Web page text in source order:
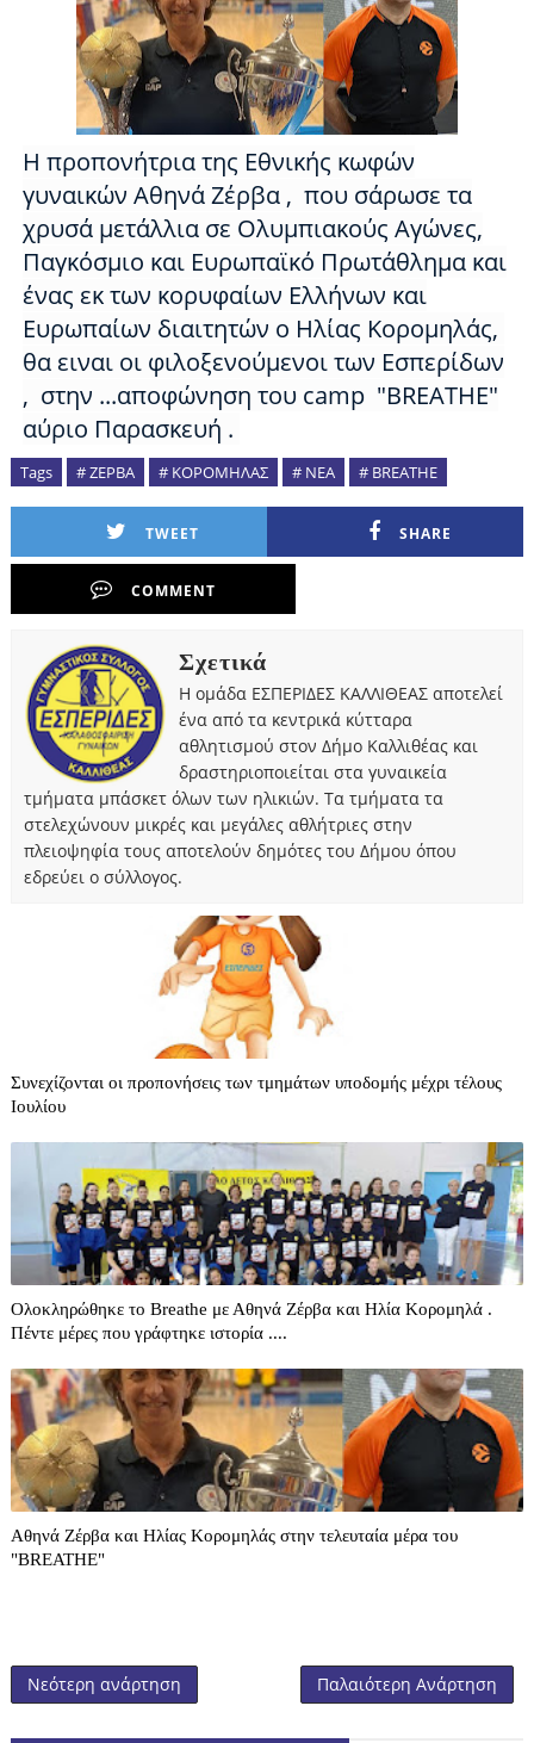
Η προπονήτρια της Εθνικής κωφών
γυναικών Αθηνά Ζέρβα , που σάρωσε τα
χρυσά μετάλλια σε Ολυμπιακούς Αγώνες,
Παγκόσμιο και Ευρωπαϊκό Πρωτάθλημα και
ένας εκ των κορυφαίων Ελλήνων και
Ευρωπαίων διαιτητών ο Ηλίας Κορομηλάς,
θα ειναι οι φιλοξενούμενοι των Εσπερίδων
, στην ...αποφώνηση του camp "BREATHE"
αύριο Παρασκευή .
Tags # ΖΕΡΒΑ # ΚΟΡΟΜΗΛΑΣ # ΝΕΑ # BREATHE
TWEET SHARE
COMMENT
Σχετικά
Η ομάδα ΕΣΠΕΡΙΔΕΣ ΚΑΛΛΙΘΕΑΣ αποτελεί
ένα από τα κεντρικά κύτταρα
αθλητισμού στον Δήμο Καλλιθέας και
δραστηριοποιείται στα γυναικεία
τμήματα μπάσκετ όλων των ηλικιών. Τα τμήματα τα
στελεχώνουν μικρές και μεγάλες αθλήτριες στην
πλειοψηφία τους αποτελούν δημότες του Δήμου όπου
εδρεύει ο σύλλογος.
Συνεχίζονται οι προπονήσεις των τμημάτων υποδομής μέχρι τέλους
Ιουλίου
Ολοκληρώθηκε το Breathe με Αθηνά Ζέρβα και Ηλία Κορομηλά .
Πέντε μέρες που γράφτηκε ιστορία ....
Αθηνά Ζέρβα και Ηλίας Κορομηλάς στην τελευταία μέρα του
"BREATHE"
Νεότερη ανάρτηση Παλαιότερη Ανάρτηση